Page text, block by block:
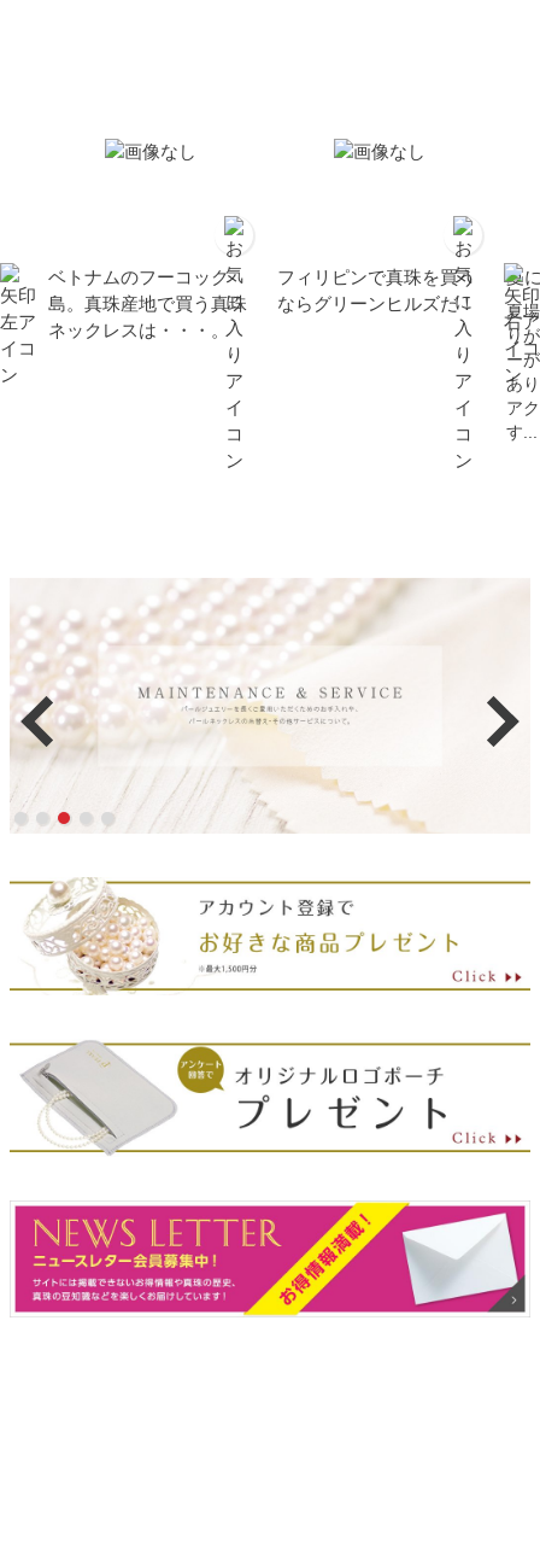
ベトナムのフーコック
島。真珠産地で買う真珠
ネックレスは・・・。
フィリピンで真珠を買う
ならグリーンヒルズだ！
夏
夏
り
ー
あ
ア
す...